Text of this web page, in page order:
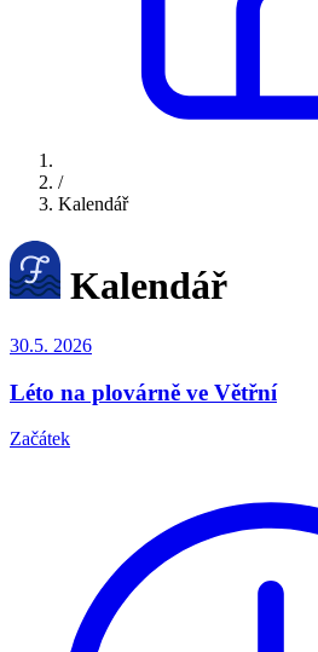
/
Kalendář
Kalendář
30.5. 2026
Léto na plovárně ve Větřní
Začátek